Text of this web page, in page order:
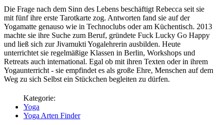
Die Frage nach dem Sinn des Lebens beschäftigt Rebecca seit sie
mit fünf ihre erste Tarotkarte zog. Antworten fand sie auf der
Yogamatte genauso wie in Technoclubs oder am Küchentisch. 2013
machte sie ihre Suche zum Beruf, gründete Fuck Lucky Go Happy
und ließ sich zur Jivamukti Yogalehrerin ausbilden. Heute
unterrichtet sie regelmäßige Klassen in Berlin, Workshops und
Retreats auch international. Egal ob mit ihren Texten oder in ihrem
Yogaunterricht - sie empfindet es als große Ehre, Menschen auf dem
Weg zu sich Selbst ein Stückchen begleiten zu dürfen.
Yoga
Yoga Arten Finder